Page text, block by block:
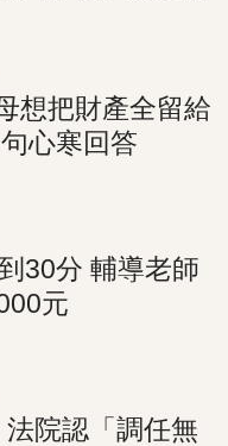
想把財產全留給
心寒回答
30分 輔導老師
元
院認「調任無